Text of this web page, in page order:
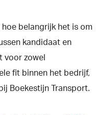
belangrijk het is om
kandidaat en
voor zowel
fit binnen het bedrijf,
Boekestijn Transport.